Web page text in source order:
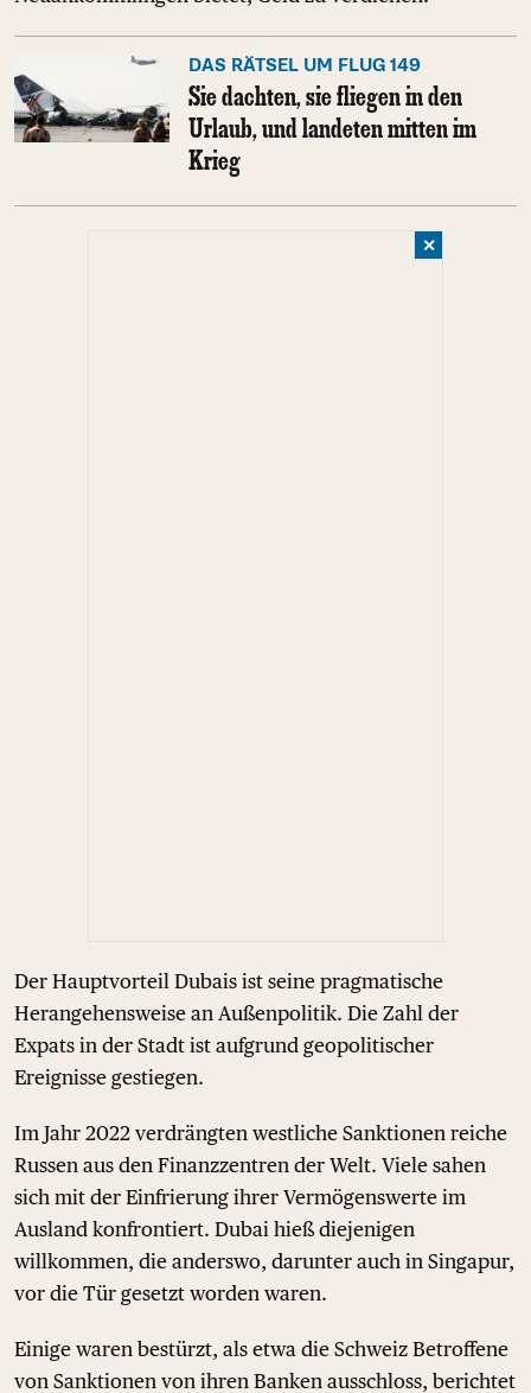
DAS RÄTSEL UM FLUG 149
Sie dachten, sie fliegen in den
Urlaub, und landeten mitten im
Krieg
✕
Der Hauptvorteil Dubais ist seine pragmatische
Herangehensweise an Außenpolitik. Die Zahl der
Expats in der Stadt ist aufgrund geopolitischer
Ereignisse gestiegen.
Im Jahr 2022 verdrängten westliche Sanktionen reiche
Russen aus den Finanzzentren der Welt. Viele sahen
sich mit der Einfrierung ihrer Vermögenswerte im
Ausland konfrontiert. Dubai hieß diejenigen
willkommen, die anderswo, darunter auch in Singapur,
vor die Tür gesetzt worden waren.
Einige waren bestürzt, als etwa die Schweiz Betroffene
von Sanktionen von ihren Banken ausschloss, berichtet